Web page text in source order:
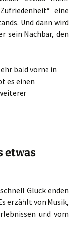
eine
Und dann wird
sein Nachbar, den
bald vorne in
es einen
etwas
Glück enden
erzählt von Musik,
und vom